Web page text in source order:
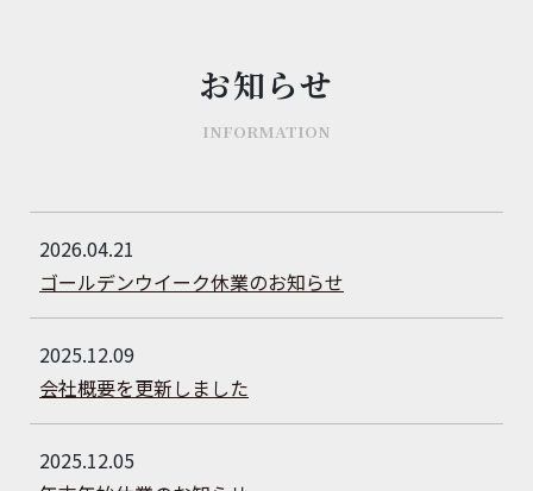
お知らせ
INFORMATION
2026.04.21
ゴールデンウイーク休業のお知らせ
2025.12.09
会社概要を更新しました
2025.12.05